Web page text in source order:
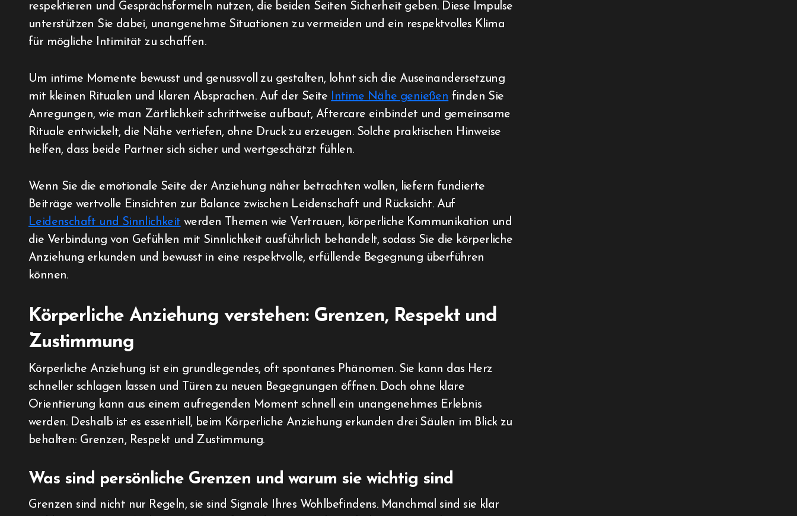
respektieren und Gesprächsformeln nutzen, die beiden Seiten Sicherheit geben. Diese Impulse
unterstützen Sie dabei, unangenehme Situationen zu vermeiden und ein respektvolles Klima
für mögliche Intimität zu schaffen.
Um intime Momente bewusst und genussvoll zu gestalten, lohnt sich die Auseinandersetzung
mit kleinen Ritualen und klaren Absprachen. Auf der Seite Intime Nähe genießen finden Sie
Anregungen, wie man Zärtlichkeit schrittweise aufbaut, Aftercare einbindet und gemeinsame
Rituale entwickelt, die Nähe vertiefen, ohne Druck zu erzeugen. Solche praktischen Hinweise
helfen, dass beide Partner sich sicher und wertgeschätzt fühlen.
Wenn Sie die emotionale Seite der Anziehung näher betrachten wollen, liefern fundierte
Beiträge wertvolle Einsichten zur Balance zwischen Leidenschaft und Rücksicht. Auf
Leidenschaft und Sinnlichkeit werden Themen wie Vertrauen, körperliche Kommunikation und
die Verbindung von Gefühlen mit Sinnlichkeit ausführlich behandelt, sodass Sie die körperliche
Anziehung erkunden und bewusst in eine respektvolle, erfüllende Begegnung überführen
können.
Körperliche Anziehung verstehen: Grenzen, Respekt und
Zustimmung
Körperliche Anziehung ist ein grundlegendes, oft spontanes Phänomen. Sie kann das Herz
schneller schlagen lassen und Türen zu neuen Begegnungen öffnen. Doch ohne klare
Orientierung kann aus einem aufregenden Moment schnell ein unangenehmes Erlebnis
werden. Deshalb ist es essentiell, beim Körperliche Anziehung erkunden drei Säulen im Blick zu
behalten: Grenzen, Respekt und Zustimmung.
Was sind persönliche Grenzen und warum sie wichtig sind
Grenzen sind nicht nur Regeln, sie sind Signale Ihres Wohlbefindens. Manchmal sind sie klar